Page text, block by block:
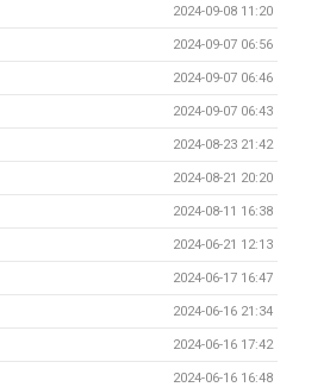
2024-09-08 11:20
2024-09-07 06:56
2024-09-07 06:46
2024-09-07 06:43
2024-08-23 21:42
2024-08-21 20:20
2024-08-11 16:38
2024-06-21 12:13
2024-06-17 16:47
2024-06-16 21:34
2024-06-16 17:42
2024-06-16 16:48